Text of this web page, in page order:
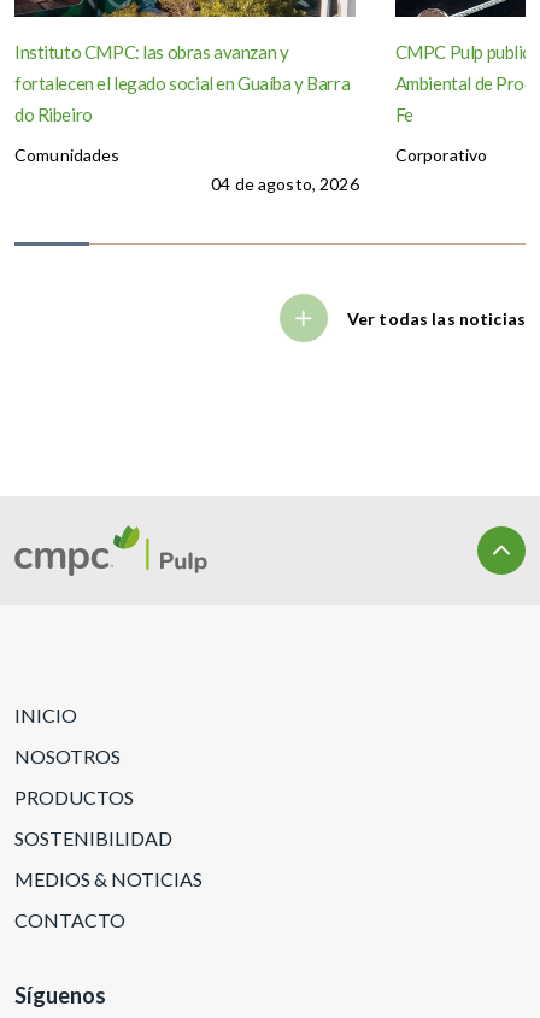
Instituto CMPC: las obras avanzan y
fortalecen el legado social en Guaíba y Barra
do Ribeiro
Comunidades
04 de agosto, 2026
CMPC Pulp
Ambiental de
Fe
Corporativo
Ver todas las noticias
INICIO
NOSOTROS
PRODUCTOS
SOSTENIBILIDAD
MEDIOS & NOTICIAS
CONTACTO
Síguenos